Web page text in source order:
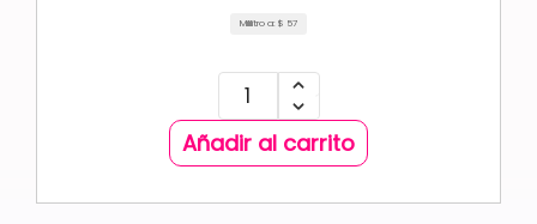
Mililitro a: $ 57
Añadir al carrito